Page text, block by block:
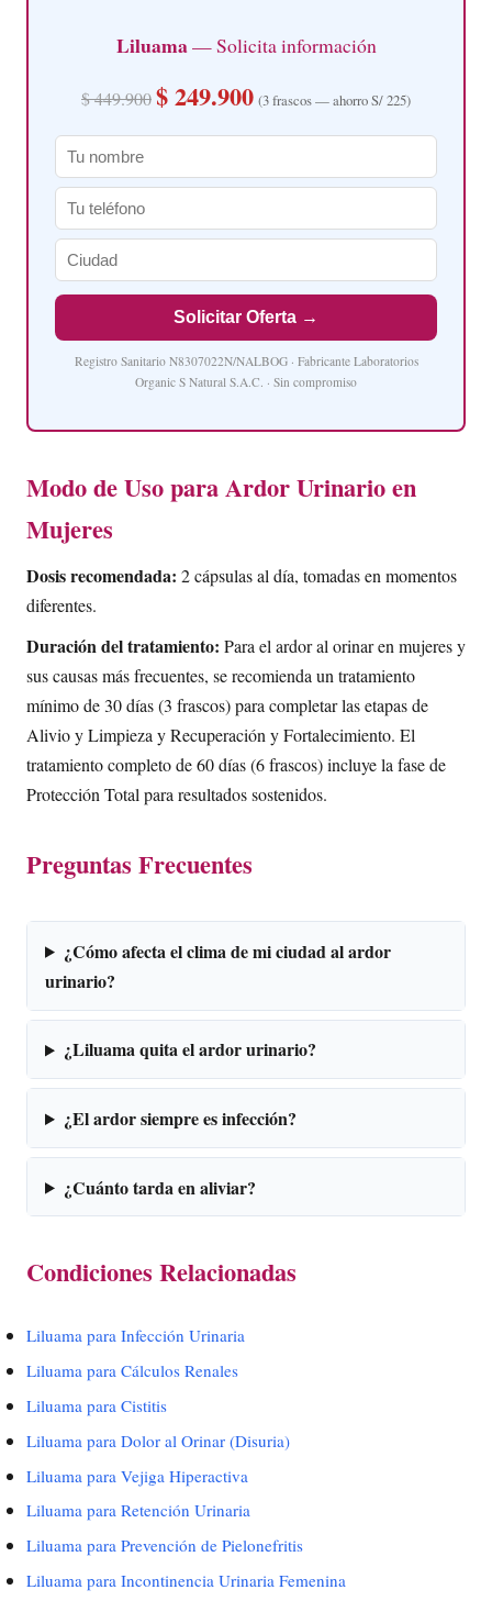
Liluama— Solicita información
$ 449.900$ 249.900 (3 frascos — ahorro S/ 225)
Solicitar Oferta →
Registro Sanitario N8307022N/NALBOG · Fabricante Laboratorios
Organic S Natural S.A.C. · Sin compromiso
Modo de Uso para Ardor Urinario en
Mujeres
Dosis recomendada: 2 cápsulas al día, tomadas en momentos
diferentes.
Duración del tratamiento: Para el ardor al orinar en mujeres y
sus causas más frecuentes, se recomienda un tratamiento
mínimo de 30 días (3 frascos) para completar las etapas de
Alivio y Limpieza y Recuperación y Fortalecimiento. El
tratamiento completo de 60 días (6 frascos) incluye la fase de
Protección Total para resultados sostenidos.
Preguntas Frecuentes
¿Cómo afecta el clima de mi ciudad al ardor
urinario?
¿Liluama quita el ardor urinario?
¿El ardor siempre es infección?
¿Cuánto tarda en aliviar?
Condiciones Relacionadas
Liluama para Infección Urinaria
Liluama para Cálculos Renales
Liluama para Cistitis
Liluama para Dolor al Orinar (Disuria)
Liluama para Vejiga Hiperactiva
Liluama para Retención Urinaria
Liluama para Prevención de Pielonefritis
Liluama para Incontinencia Urinaria Femenina